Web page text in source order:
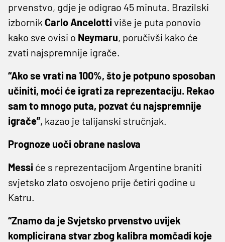
prvenstvo, gdje je odigrao 45 minuta. Brazilski
izbornik Carlo Ancelotti više je puta ponovio
kako sve ovisi o Neymaru, poručivši kako će
zvati najspremnije igrače.
“Ako se vrati na 100%, što je potpuno sposoban
učiniti, moći će igrati za reprezentaciju. Rekao
sam to mnogo puta, pozvat ću najspremnije
igrače”, kazao je talijanski stručnjak.
Prognoze uoči obrane naslova
Messi će s reprezentacijom Argentine braniti
svjetsko zlato osvojeno prije četiri godine u
Katru.
“Znamo da je Svjetsko prvenstvo uvijek
komplicirana stvar zbog kalibra momčadi koje